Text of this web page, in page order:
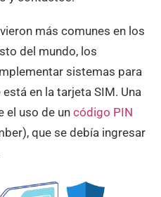
más comunes en los
del mundo, los
sistemas para
en la tarjeta SIM. Una
el uso de uncódigo PIN
que se debía ingresar